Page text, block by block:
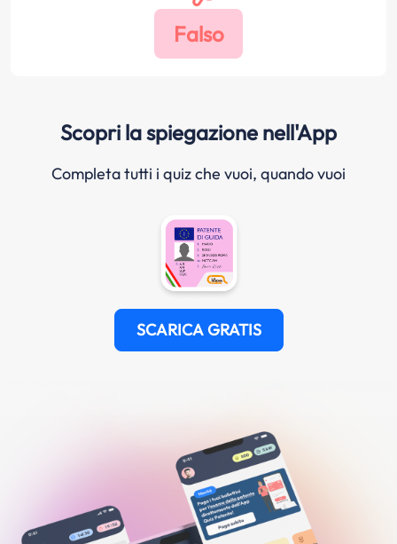
Scopri la spiegazione nell'App
Completa tutti i quiz che vuoi, quando vuoi
SCARICA GRATIS